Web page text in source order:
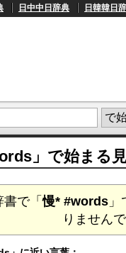
日中中日辞典 日韓韓日
」で始まる
書で「慢* #words」
りません